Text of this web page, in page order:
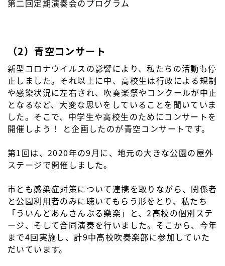
第二回定期演奏会のプログラム
（2）青空コンサート
新型コロナウイルスの影響により、私たちの活動も停
止しました。それ以上に中、高校生は行政による規制
や感染状況に左右され、吹奏楽祭やコンクールが中止
となるなど、大変な思いをしていることを聞いていま
した。そこで、中学生や高校生のためにコンサートを
開催しよう！ と企画したのが青空コンサートです。
第1回は、2020年の9月に、地元の大きな公園の屋外
ステージで開催しました。
市とも感染症対策について連携を取りながら、関係者
と公園利用者のみに聴いてもらう形をとり、私たち
「ういんどあんさんぶる樂楽」と、2高校の個別ステ
ージ、そして合同演奏を行いました。そこから、今年
まで4回実施し、計9中高校吹奏楽部に参加していた
だいています。